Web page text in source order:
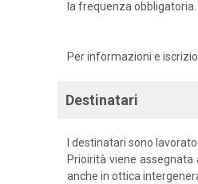
la frequenza obbligatoria.
Per informazioni e
Destinatari
I destinatari sono
Prioirità viene
anche in ottica